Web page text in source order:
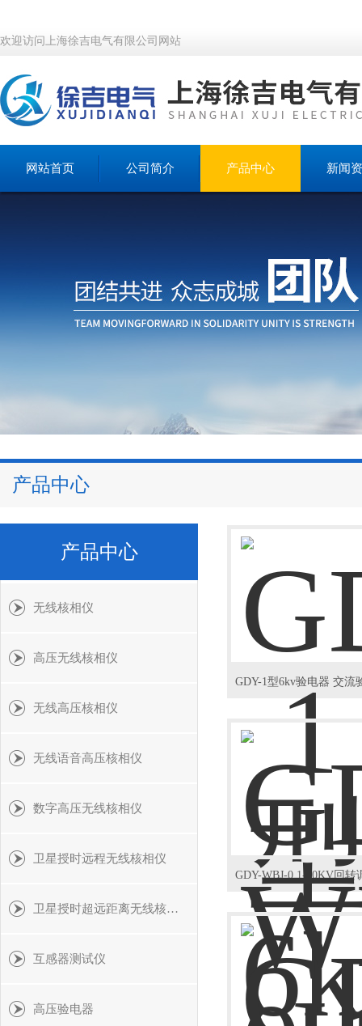
欢迎访问上海徐吉电气有限公司网站
网站首页 公司简介 产品中心 新闻
产品中心
产品中心
无线核相仪
高压无线核相仪
无线高压核相仪
无线语音高压核相仪
数字高压无线核相仪
卫星授时远程无线核相仪
卫星授时超远距离无线核相仪
互感器测试仪
高压验电器